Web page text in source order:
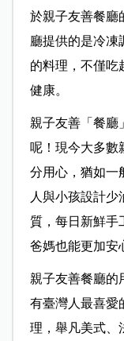
於親子友善餐廳
廳提供的是冷凍
的料理，不僅吃
健康。
親子友善「餐廳
呢！現今大多數
分用心，猶如一
人與小孩設計
質，每日新鮮手
爸媽也能更加安
親子友善餐廳的
有臺灣人最喜愛
理，舉凡美式、